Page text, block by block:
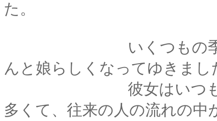
た。
いくつもの季節が過
んと娘らしくなってゆきまし
彼女はいつも快活で
多くて、往来の人の流れの